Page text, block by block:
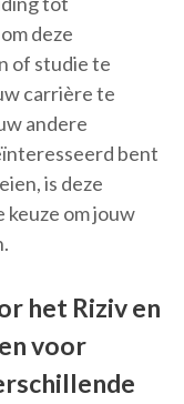
deze
of studie te
carrière te
andere
bent
is deze
om jouw
het Riziv en
voor